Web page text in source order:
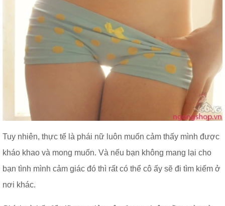
Tuy nhiên, thực tế là phái nữ luôn muốn cảm thấy mình được
kháo khao và mong muốn. Và nếu bạn không mang lại cho
bạn tình mình cảm giác đó thì rất có thể cô ấy sẽ đi tìm kiếm ở
nơi khác.